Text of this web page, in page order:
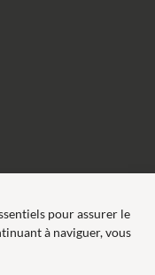
pour assurer le
à naviguer, vous
EPI